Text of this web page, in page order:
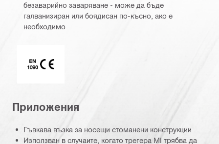
безаварийно заваряване - може да бъде
галванизиран или боядисан по-късно, ако е
необходимо
Приложения
Гъвкава възка за носещи стоманени конструкции
Използван в случаите, когато трегера MI трябва да